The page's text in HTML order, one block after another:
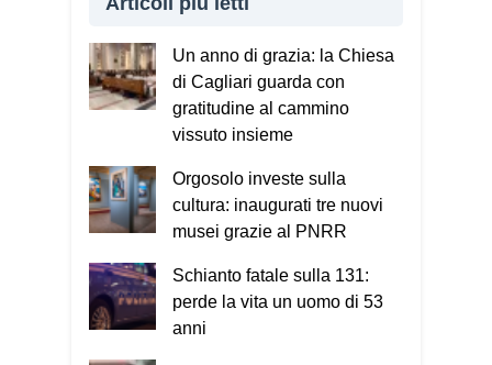
Un anno di grazia: la Chiesa
di Cagliari guarda con
gratitudine al cammino
vissuto insieme
Orgosolo investe sulla
cultura: inaugurati tre nuovi
musei grazie al PNRR
Schianto fatale sulla 131:
perde la vita un uomo di 53
anni